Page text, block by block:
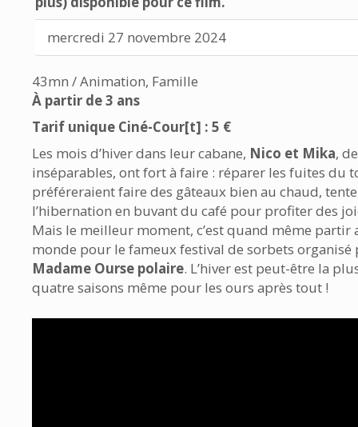
mercredi 27 novembre 2024
43mn / Animation, Famille
À partir de 3 ans
Tarif unique Ciné-Cour[t] : 5 €
Les mois d’hiver dans leur cabane, Nico et Mika,
inséparables, ont fort à faire : réparer les fuites du
préféreraient faire des gâteaux bien au chaud,
l’hibernation en buvant du café pour profiter des
Mais le meilleur moment, c’est quand même partir
monde pour le fameux festival de sorbets organisé
Madame Ourse polaire. L’hiver est peut-être la
quatre saisons même pour les ours après tout !